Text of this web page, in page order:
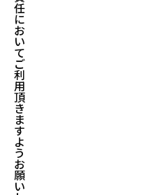
任
に
お
い
て
ご
利
用
頂
き
ま
す
よ
う
お
願
い